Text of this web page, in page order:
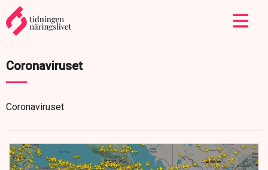
Coronaviruset
Coronaviruset